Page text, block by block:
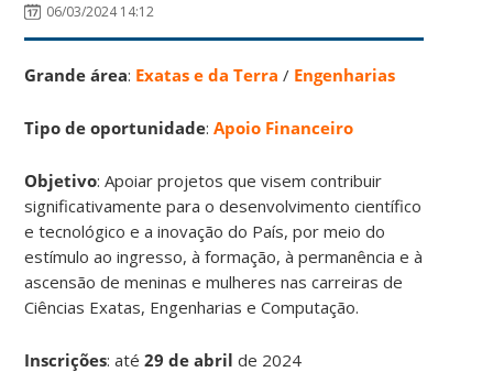
06/03/2024 14:12
Grande área: Exatas e da Terra / Engenharias
Tipo de oportunidade:Apoio Financeiro
Objetivo: Apoiar projetos que visem contribuir
significativamente para o desenvolvimento científico
e tecnológico e a inovação do País, por meio do
estímulo ao ingresso, à formação, à permanência e à
ascensão de meninas e mulheres nas carreiras de
Ciências Exatas, Engenharias e Computação.
Inscrições: até29 de abrilde 2024